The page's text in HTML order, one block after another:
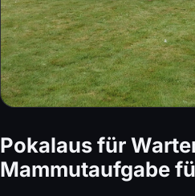
Pokalaus für
Mammutaufgabe